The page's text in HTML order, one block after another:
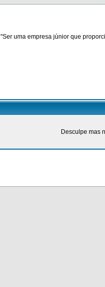
"Ser uma empresa júnior que
Desculpe mas